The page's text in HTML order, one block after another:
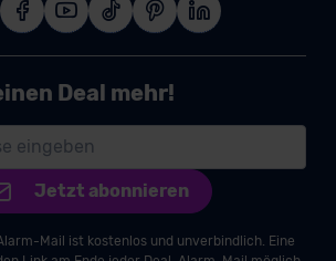
Deal mehr!
Jetzt abonnieren
Mail ist kostenlos und unverbindlich. Eine